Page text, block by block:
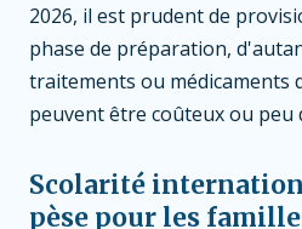
2026, il est prudent de
phase de préparation,
traitements ou médicaments
peuvent être coûteux ou peu
Scolarité
pèse pour les